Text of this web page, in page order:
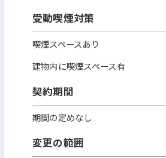
受動喫煙対策
喫煙スペースあり
建物内に喫煙スペース有
契約期間
期間の定めなし
変更の範囲